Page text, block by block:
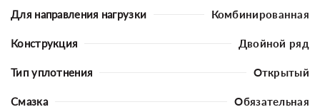
Для направления нагрузки Комбинированная
Конструкция Двойной ряд
Тип уплотнения Открытый
Смазка Обязательная